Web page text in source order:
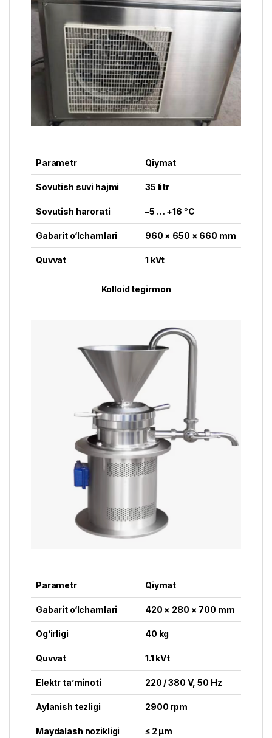
Parametr Qiymat
Sovutish suvi hajmi 35 litr
Sovutish harorati –5 … +16 °C
Gabarit o‘lchamlari 960 × 650 × 660 mm
Quvvat 1 kVt
Kolloid tegirmon
Parametr Qiymat
Gabarit o‘lchamlari 420 × 280 × 700 mm
Og‘irligi 40 kg
Quvvat 1.1 kVt
Elektr ta’minoti 220 / 380 V, 50 Hz
Aylanish tezligi 2900 rpm
Maydalash nozikligi ≤ 2 μm